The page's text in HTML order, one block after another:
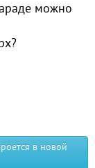
можно
в новой